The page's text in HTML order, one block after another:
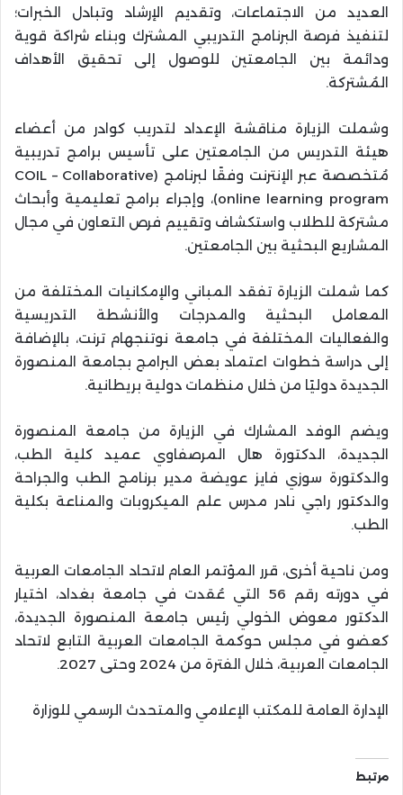
العديد من الاجتماعات، وتقديم الإرشاد وتبادل الخبرات؛
لتنفيذ فرصة البرنامج التدريبي المشترك وبناء شراكة قوية
ودائمة بين الجامعتين للوصول إلى تحقيق الأهداف
المُشتركة.
وشملت الزيارة مناقشة الإعداد لتدريب كوادر من أعضاء
هيئة التدريس من الجامعتين على تأسيس برامج تدريبية
مُتخصصة عبر الإنترنت وفقًا لبرنامج (COIL – Collaborative
online learning program)، وإجراء برامج تعليمية وأبحاث
مشتركة للطلاب واستكشاف وتقييم فرص التعاون في مجال
المشاريع البحثية بين الجامعتين.
كما شملت الزيارة تفقد المباني والإمكانيات المختلفة من
المعامل البحثية والمدرجات والأنشطة التدريسية
والفعاليات المختلفة في جامعة نوتنجهام ترنت، بالإضافة
إلى دراسة خطوات اعتماد بعض البرامج بجامعة المنصورة
الجديدة دوليًا من خلال منظمات دولية بريطانية.
ويضم الوفد المشارك في الزيارة من جامعة المنصورة
الجديدة، الدكتورة هال المرصفاوي عميد كلية الطب،
والدكتورة سوزي فايز عويضة مدير برنامج الطب والجراحة
والدكتور راجي نادر مدرس علم الميكروبات والمناعة بكلية
الطب.
ومن ناحية أخرى، قرر المؤتمر العام لاتحاد الجامعات العربية
في دورته رقم 56 التي عُقدت في جامعة بغداد، اختيار
الدكتور معوض الخولي رئيس جامعة المنصورة الجديدة،
كعضو في مجلس حوكمة الجامعات العربية التابع لاتحاد
الجامعات العربية، خلال الفترة من 2024 وحتى 2027.
الإدارة العامة للمكتب الإعلامي والمتحدث الرسمي للوزارة
مرتبط